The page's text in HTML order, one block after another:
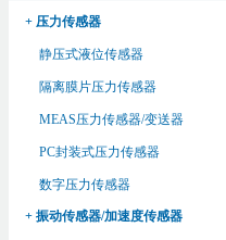
+ 压力传感器
静压式液位传感器
隔离膜片压力传感器
MEAS压力传感器/变送器
PC封装式压力传感器
数字压力传感器
+ 振动传感器/加速度传感器